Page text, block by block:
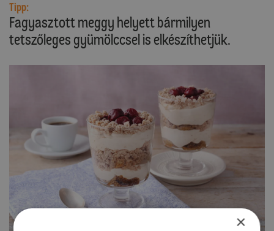
Tipp:
Fagyasztott meggy helyett bármilyen
tetszőleges gyümölccsel is elkészíthetjük.
×